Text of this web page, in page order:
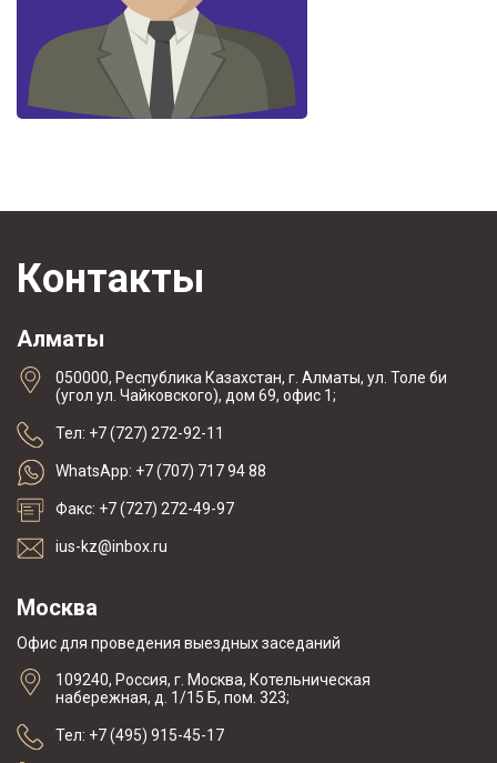
Контакты
Алматы
050000, Республика Казахстан, г. Алматы, ул. Толе би
(угол ул. Чайковского), дом 69, офис 1;
Тел: +7 (727) 272-92-11
WhatsApp: +7 (707) 717 94 88
Факс: +7 (727) 272-49-97
ius-kz@inbox.ru
Москва
Офис для проведения выездных заседаний
109240, Россия, г. Москва, Котельническая
набережная, д. 1/15 Б, пом. 323;
Тел: +7 (495) 915-45-17